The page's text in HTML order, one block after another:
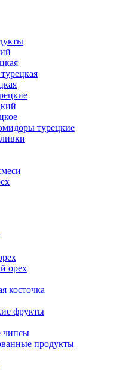
турецкие
орех
косточка
фрукты
чипсы
продукты